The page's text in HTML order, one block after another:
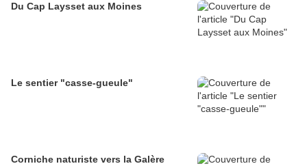
Du Cap Laysset aux Moines
Le sentier "casse-gueule"
Corniche naturiste vers la Galère